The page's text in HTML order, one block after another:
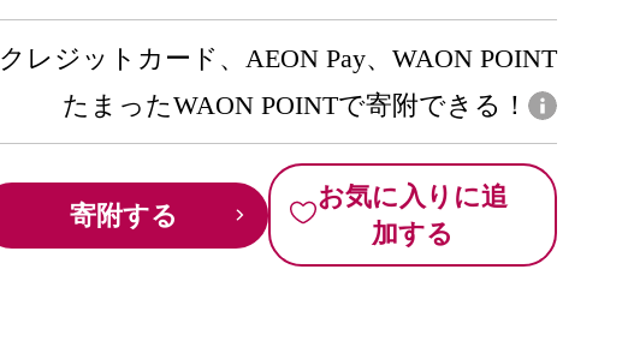
クレジットカード、AEON Pay、WAON POINT
たまったWAON POINTで寄附できる！
寄附する
お気に入りに追
加する